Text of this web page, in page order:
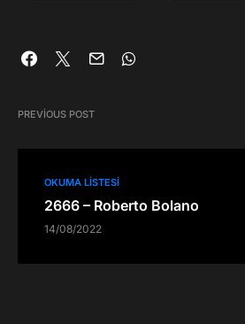
PREVIOUS POST
OKUMA LISTESI
2666 – Roberto Bolano
14/08/2022